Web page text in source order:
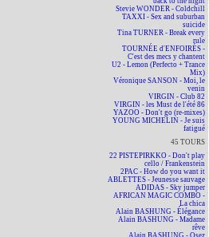
Stevie WONDER - Coldchill
TAXXI - Sex and suburban
suicide
Tina TURNER - Break every
rule
TOURNÉE d'ENFOIRÉS -
C'est des mecs y chantent
U2 - Lemon (Perfecto + Trance
Mix)
Véronique SANSON - Moi, le
venin
VIRGIN - Club 82
VIRGIN - les Must de l'été 86
YAZOO - Don't go (re-mixes)
YOUNG MICHELIN - Je suis
fatigué
45 TOURS
22 PISTEPIRKKO - Don't play
cello / Frankenstein
2PAC - How do you want it
ABLETTES - Jeunesse sauvage
ADIDAS - Sky jumper
AFRICAN MAGIC COMBO -
La chica
Alain BASHUNG - Élégance
Alain BASHUNG - Madame
rêve
Alain BASHUNG - Osez